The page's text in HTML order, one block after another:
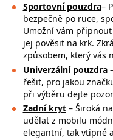
Sportovní pouzdra–
bezpečně po ruce,
Umožní vám
jej pověsit na krk.
způsobem, který vás
Univerzální pouzdra
řešit, pro jakou
při výběru dejte
Zadní kryt– Široká
udělat z mobilu
elegantní, tak vtipné